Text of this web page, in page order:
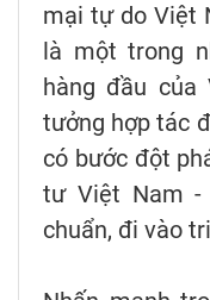
mại tự do Việt
là một trong
hàng đầu
tưởng hợp tác
có bước đột
tư Việt Nam -
chuẩn, đi vào